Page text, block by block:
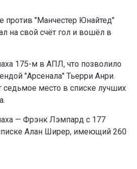
против "Манчестер Юнайтед"
на свой счёт гол и вошёл в
175-м в АПЛ, что позволило
"Арсенала" Тьерри Анри.
седьмое место в списке лучших
— Фрэнк Лэмпард с 177
Алан Ширер, имеющий 260